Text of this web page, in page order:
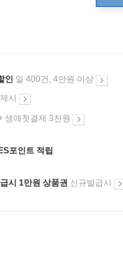
인 일 400건, 4만원 이상
시
생애첫결제 3천원
포인트 적립
시 1만원 상품권 신규발급시